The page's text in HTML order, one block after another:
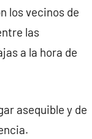
los vecinos de
las
a la hora de
asequible y de